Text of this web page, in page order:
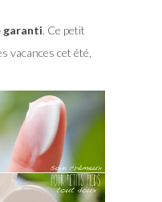
garanti. Ce petit
vacances cet été,